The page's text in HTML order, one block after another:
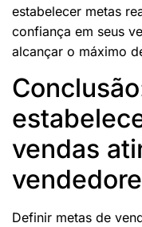
estabelecer metas
confiança em seus
alcançar o máximo
vendas
Definir metas de